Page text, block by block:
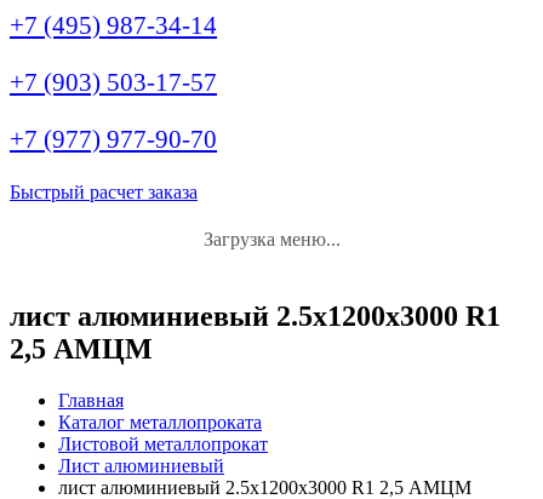
+7 (495) 987-34-14
+7 (903) 503-17-57
+7 (977) 977-90-70
Быстрый расчет заказа
Загрузка меню...
лист алюминиевый 2.5x1200x3000 R1
2,5 АМЦМ
Главная
Каталог металлопроката
Листовой металлопрокат
Лист алюминиевый
лист алюминиевый 2.5x1200x3000 R1 2,5 АМЦМ